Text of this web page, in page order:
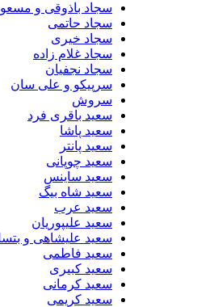
سجاد باذوقی و مسعود بیات
سجاد حاتمی
سجاد خیری
سجاد غلام زاده
سجاد نجفیان
سرپیکو و علی سان
سروش
سعید باقری فرد
سعید پاشا
سعید پانتر
سعید چوپانی
سعید ساینس
سعید شاه بیگ
سعید عرب
سعید علیپوریان
سعید علیشاهی و بتسابه
سعید فاطمی
سعید کبیری
سعید کرمانی
سعید کریمی